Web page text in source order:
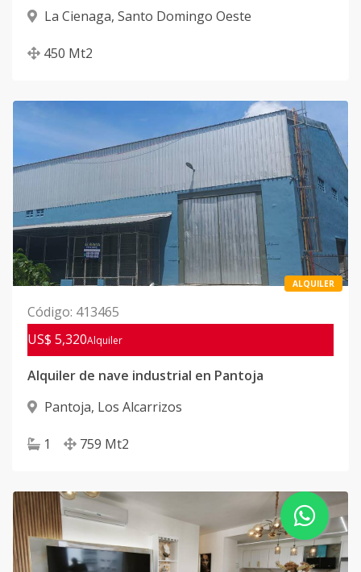
La Cienaga, Santo Domingo Oeste
450 Mt2
ALQUILER
Código: 413465
US$ 5,320Alquiler
Alquiler de nave industrial en Pantoja
Pantoja, Los Alcarrizos
1 759 Mt2